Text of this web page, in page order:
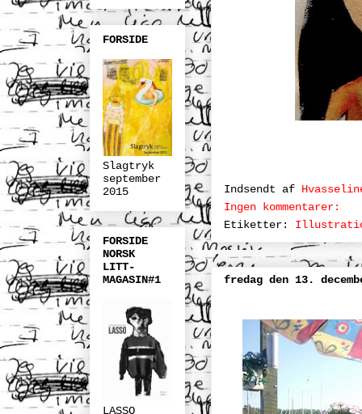
Indsendt af
Ingen kommentarer:
Etiketter:
fredag den 13.
FORSIDE
Slagtryk
september
2015
FORSIDE
NORSK
LITT-
MAGASIN#1
LASSO